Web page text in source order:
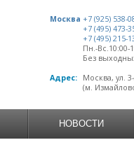
Москва +7 (925) 538-
+7 (495) 473-
+7 (495) 215-
Пн.-Вс.10:00-
Без
Адрес:
Москва, ул.
(м.
НОВОСТИ